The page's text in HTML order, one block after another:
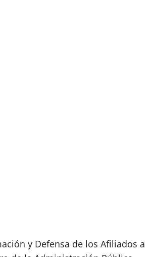
y Defensa de los Afiliados a